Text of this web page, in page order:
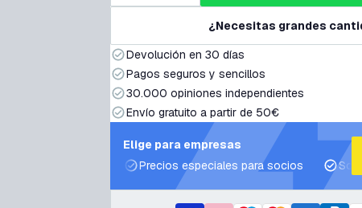
¿Necesitas grandes
Devolución en 30 días
Pagos seguros y sencillos
30.000 opiniones independientes
Envío gratuito a partir de 50€
Elige para empresas
Precios especiales para socios